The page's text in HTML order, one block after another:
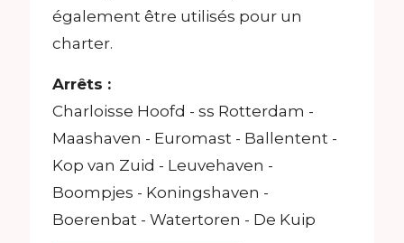
également être utilisés pour un
charter.
Arrêts :
Charloisse Hoofd - ss Rotterdam -
Maashaven - Euromast - Ballentent -
Kop van Zuid - Leuvehaven -
Boompjes - Koningshaven -
Boerenbat - Watertoren - De Kuip